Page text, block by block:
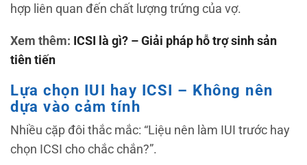
hợp liên quan đến chất lượng trứng của vợ.
Xem thêm: ICSI là gì? – Giải pháp hỗ trợ sinh sản
tiên tiến
Lựa chọn IUI hay ICSI – Không nên
dựa vào cảm tính
Nhiều cặp đôi thắc mắc: “Liệu nên làm IUI trước hay
chọn ICSI cho chắc chắn?”.